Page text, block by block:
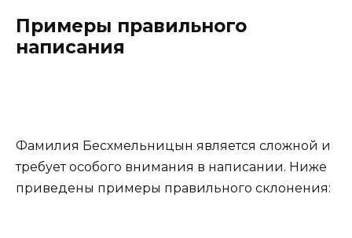
Примеры правильного
написания
Фамилия Бесхмельницын является сложной и
требует особого внимания в написании. Ниже
приведены примеры правильного склонения: